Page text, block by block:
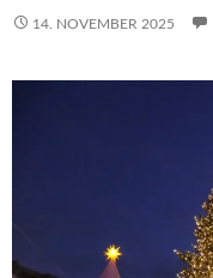
14. NOVEMBER 2025